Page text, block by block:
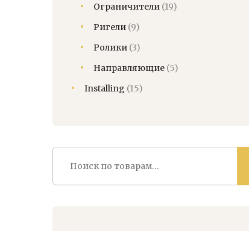
Ограничители (19)
Ригели (9)
Ролики (3)
Направляющие (5)
Installing (15)
Искать: